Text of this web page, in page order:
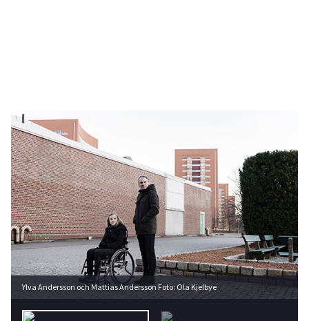
Ylva Andersson och Mattias Andersson Foto: Ola Kjelbye